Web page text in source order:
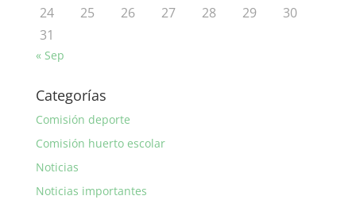
24
25 26 27 28 29
30
31
« Sep
Categorías
Comisión deporte
Comisión huerto escolar
Noticias
Noticias importantes